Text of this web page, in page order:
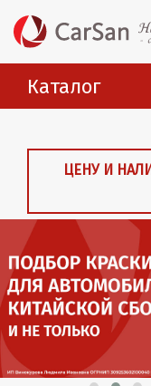
Каталог
ЦЕНУ И